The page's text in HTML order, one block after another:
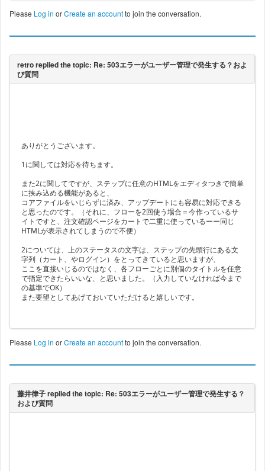
Please Log in orCreate an accountto join the conversation.
ありがとうございます。
1に関しては対応を待ちます。
また2に関してですが、ステップに任意のHTMLをエディタつきで簡単
に挟み込める機能があると、
コアファイルをいじらずに済み、アップデートにも容易に対応できる
と思ったのです。（それに、フローを2回使う場合＝今作っているサ
イトですと、注文確認ページをカートで二重に使っているーー同じ
HTMLが表示されてしまうので不便）
2については、上のステータスの文字は、ステップの先頭行にある文
字列（カート、やログイン）をとってきていると思いますが、
ここを直接いじるのではなく、各フローごとに別個のタイトルを任意
で指定できたらいいな、と思いました。（入力していなければ今まで
の基準でOK）
また要望としてあげておいていただけると嬉しいです。
Please Log in orCreate an accountto join the conversation.